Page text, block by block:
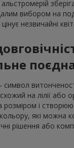
вибором на
незвичайні
символ
на лілії або
розміром і
які можна
рішення або